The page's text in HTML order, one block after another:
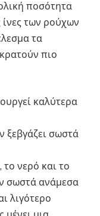
ποσότητα
ίνες των ρούχων
τα
πιο
καλύτερα
ξεβγάζει σωστά
νερό και το
σωστά ανάμεσα
λιγότερο